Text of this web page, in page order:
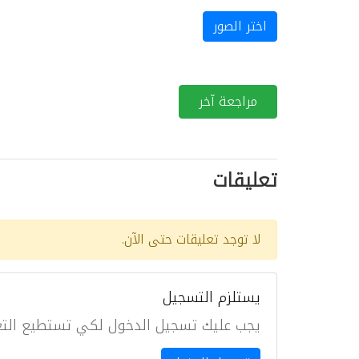
اختر الصور
مراجعة آخر
تعليقات
لا توجد تعليقات حتى الآن.
يستلزم التسجيل
يجب عليك تسجيل الدخول لكي تستطيع